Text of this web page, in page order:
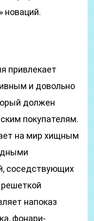
новаций.
привлекает
и довольно
должен
покупателям.
на мир хищным
соседствующих
напоказ
фонари-